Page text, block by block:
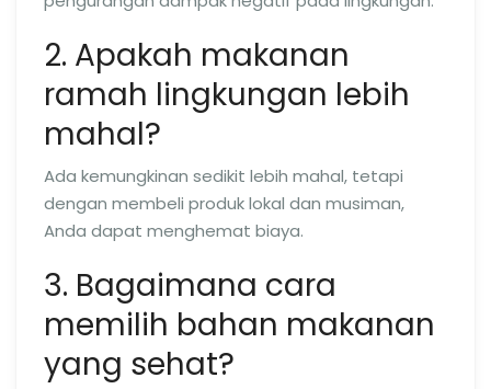
2. Apakah makanan
ramah lingkungan lebih
mahal?
Ada kemungkinan sedikit lebih mahal, tetapi
dengan membeli produk lokal dan musiman,
Anda dapat menghemat biaya.
3. Bagaimana cara
memilih bahan makanan
yang sehat?